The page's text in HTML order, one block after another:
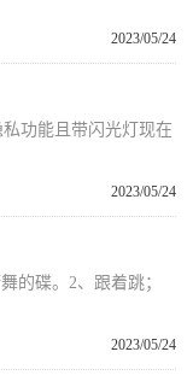
2023/05/24
私功能且带闪光灯现在
2023/05/24
的碟。2、跟着跳；
2023/05/24